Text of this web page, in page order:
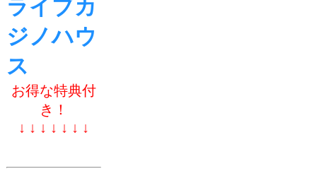
ライブカ
ジノハウ
ス
お得な特典付
き！
↓ ↓ ↓ ↓ ↓ ↓ ↓